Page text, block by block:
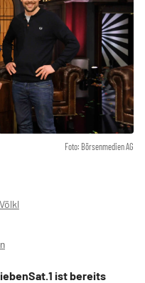
Foto: Börsenmedien AG
ist bereits